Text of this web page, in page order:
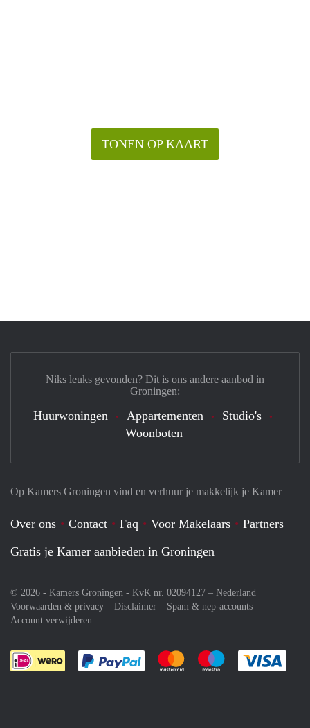
TONEN OP KAART
Op Kamers Groningen vind en verhuur je makkelijk je Kamer
Over ons Contact Faq Voor Makelaars
Partners
Gratis je Kamer aanbieden in Groningen
© 2026 - Kamers Groningen - KvK nr. 02094127 – Nederland
Voorwaarden & privacy
Disclaimer
Spam & nep-accounts
Account verwijderen
Je rekent gemakkelijk af met Paypal
Je rekent gemakkelijk af met
Je rekent
Niks leuks gevonden? Dit is ons andere aanbod in
Groningen:
Huurwoningen Appartementen
Studio's
Woonboten